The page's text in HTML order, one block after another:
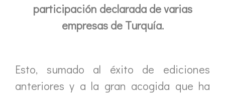
participación declarada de varias
empresas de Turquía.
Esto, sumado al éxito de ediciones
anteriores y a la gran acogida que ha